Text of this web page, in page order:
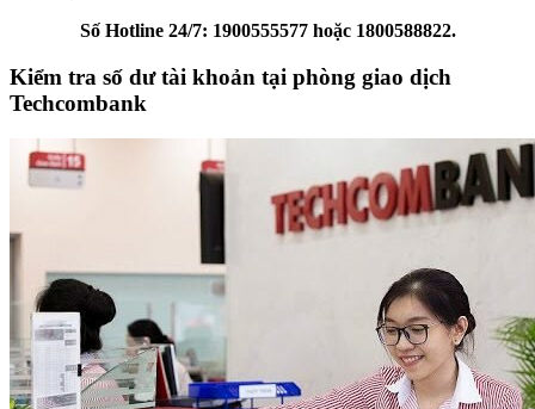
Số Hotline 24/7: 1900555577 hoặc 1800588822.
Kiểm tra số dư tài khoản tại phòng giao dịch
Techcombank